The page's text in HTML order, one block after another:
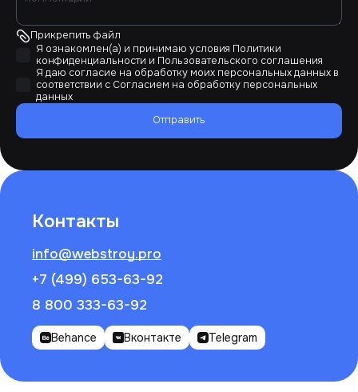
Прикрепить файл
Я ознакомлен(а) и принимаю условия Политики
конфиденциальности и Пользовательского соглашения
Я даю согласие на обработку моих персональных данных в
соответствии с Согласием на обработку персональных
данных
Отправить
Контакты
info@webstroy.pro
+7 (499) 653-63-92
8 800 333-63-92
Behance Вконтакте Telegram